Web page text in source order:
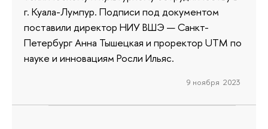
г. Куала-Лумпур. Подписи под документом
поставили директор НИУ ВШЭ — Санкт-
Петербург Анна Тышецкая и проректор UTM по
науке и инновациям Росли Ильяс.
9 ноября 2023